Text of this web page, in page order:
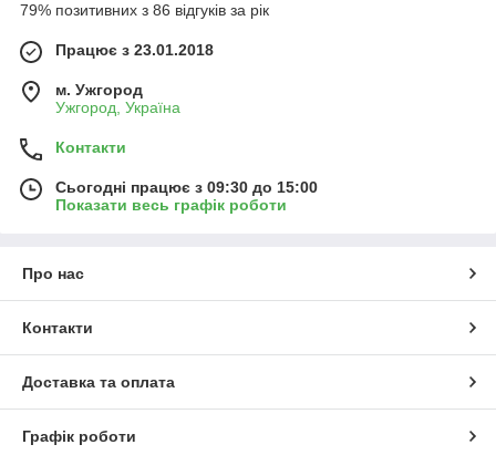
79% позитивних з 86 відгуків за рік
Працює з 23.01.2018
м. Ужгород
Ужгород, Україна
Контакти
Сьогодні працює з 09:30 до 15:00
Показати весь графік роботи
Про нас
Контакти
Доставка та оплата
Графік роботи